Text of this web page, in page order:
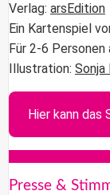
Verlag: arsEdition
Ein Kartenspiel
Für 2-6 Personen
Illustration: Sonja
Hier kann
Presse &